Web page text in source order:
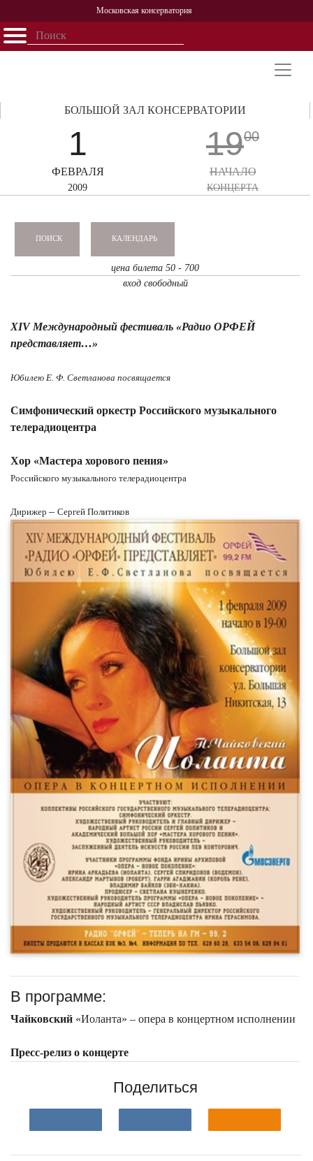
Московская консерватория
Открыть - закрыть
Персоналии
История
1
ФЕВРАЛЯ
2009
БОЛЬШОЙ ЗАЛ КОНСЕРВАТОРИИ
1900
НАЧАЛО
КОНЦЕРТА
ПОИСК КАЛЕНДАРЬ
цена билета 50 - 700
вход свободный
XIV Международный фестиваль «Радио ОРФЕЙ
представляет…»
Юбилею Е. Ф. Светланова посвящается
Симфонический оркестр Российского музыкального
телерадиоцентра
Хор «Мастера хорового пения»
Российского музыкального телерадиоцентра
Дирижер – Сергей Политиков
В программе:
Чайковский «Иоланта» – опера в концертном исполнении
Пресс-релиз о концерте
Поделиться